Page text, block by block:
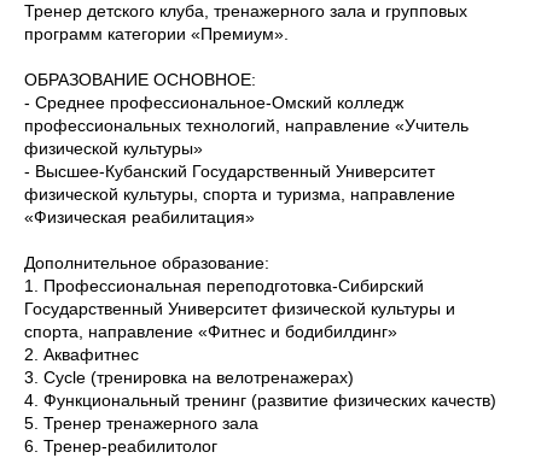
Тренер детского клуба, тренажерного зала и групповых
программ категории «Премиум».
ОБРАЗОВАНИЕ ОСНОВНОЕ:
- Среднее профессиональное-Омский колледж
профессиональных технологий, направление «Учитель
физической культуры»
- Высшее-Кубанский Государственный Университет
физической культуры, спорта и туризма, направление
«Физическая реабилитация»
Дополнительное образование:
1. Профессиональная переподготовка-Сибирский
Государственный Университет физической культуры и
спорта, направление «Фитнес и бодибилдинг»
2. Аквафитнес
3. Cycle (тренировка на велотренажерах)
4. Функциональный тренинг (развитие физических качеств)
5. Тренер тренажерного зала
6. Тренер-реабилитолог